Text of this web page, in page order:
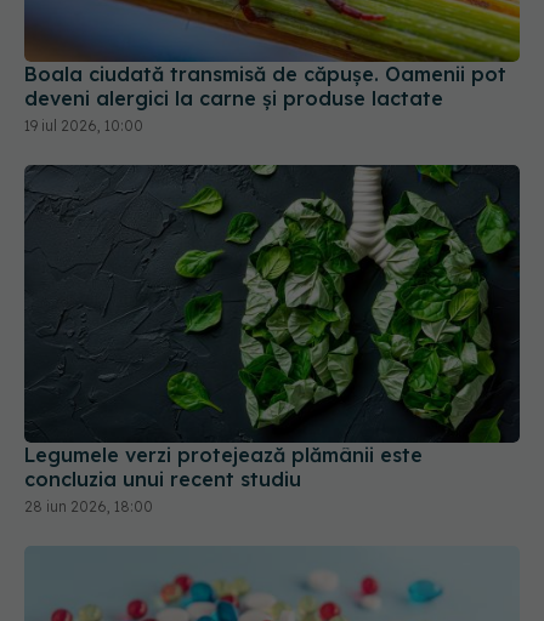
deveni alergici la carne și produse lactate
Legumele verzi protejează plămânii este
concluzia unui recent studiu